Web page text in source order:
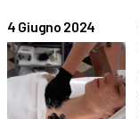
4 Giugno 2024